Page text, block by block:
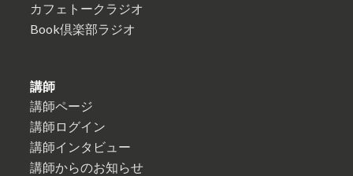
カフェトークラジオ
Book倶楽部ラジオ
講師
講師ページ
講師ログイン
講師インタビュー
講師からのお知らせ